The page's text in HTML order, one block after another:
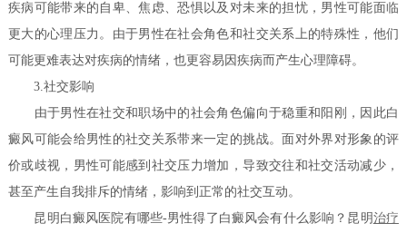
疾病可能带来的自卑、焦虑、恐惧以及对未来的担忧，男性可能面临
更大的心理压力。由于男性在社会角色和社交关系上的特殊性，他们
可能更难表达对疾病的情绪，也更容易因疾病而产生心理障碍。
3.社交影响
由于男性在社交和职场中的社会角色偏向于稳重和阳刚，因此白
癜风可能会给男性的社交关系带来一定的挑战。面对外界对形象的评
价或歧视，男性可能感到社交压力增加，导致交往和社交活动减少，
甚至产生自我排斥的情绪，影响到正常的社交互动。
昆明白癜风医院有哪些-男性得了白癜风会有什么影响？昆明治疗